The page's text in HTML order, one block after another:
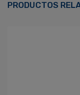
PRODUCTOS